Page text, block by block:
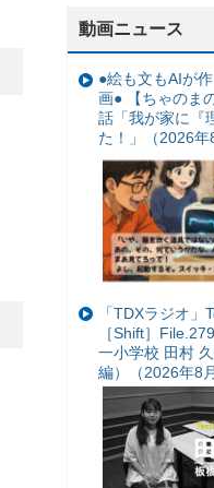
動画ニュース
●絵も文もAIが
画● 【ちゃのま
話「我が家に『
た！」（2026年
「TDXラジオ」
［Shift］
一小学校 田村
編）（2026年8